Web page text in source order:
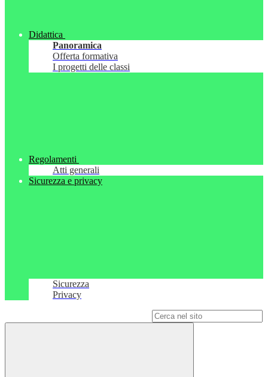
Didattica
Panoramica
Offerta formativa
I progetti delle classi
Regolamenti
Atti generali
Sicurezza e privacy
Sicurezza
Privacy